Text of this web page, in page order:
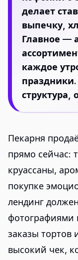
делает
выпечку,
Главное —
каждое
Пекарня
прямо сейчас:
круассаны,
покупке
лендинг
фотографиями
заказы тортов
высокий чек,